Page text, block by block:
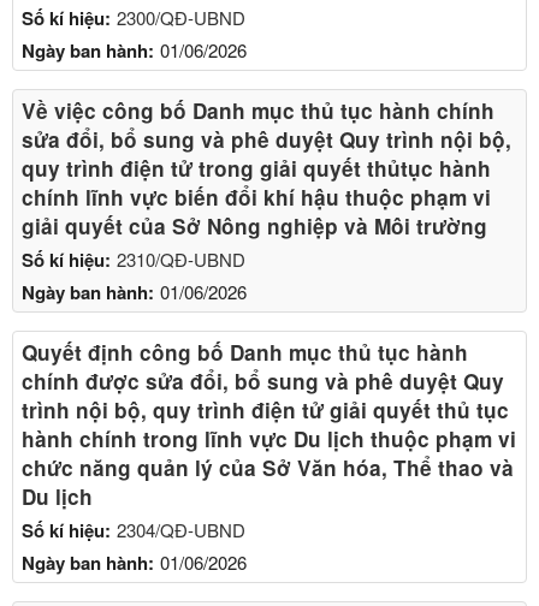
Số kí hiệu: 2300/QĐ-UBND
Ngày ban hành: 01/06/2026
Số kí hiệu: 2310/QĐ-UBND
Ngày ban hành: 01/06/2026
Về việc công bố Danh mục thủ tục hành chính
sửa đổi, bổ sung và phê duyệt Quy trình nội bộ,
quy trình điện tử trong giải quyết thủtục hành
chính lĩnh vực biến đổi khí hậu thuộc phạm vi
giải quyết của Sở Nông nghiệp và Môi trường
Số kí hiệu: 2304/QĐ-UBND
Ngày ban hành: 01/06/2026
Quyết định công bố Danh mục thủ tục hành
chính được sửa đổi, bổ sung và phê duyệt Quy
trình nội bộ, quy trình điện tử giải quyết thủ tục
hành chính trong lĩnh vực Du lịch thuộc phạm vi
chức năng quản lý của Sở Văn hóa, Thể thao và
Du lịch